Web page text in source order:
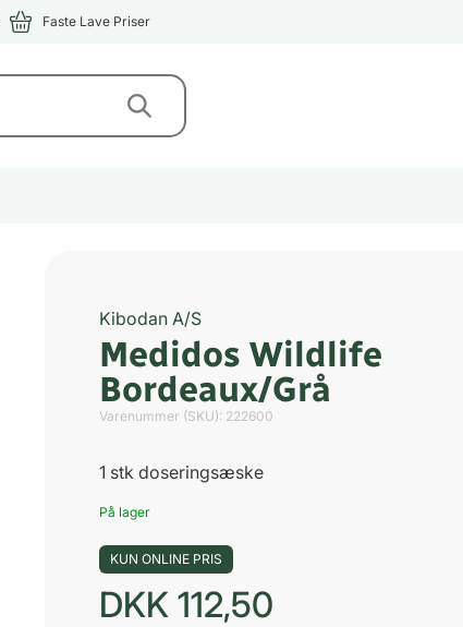
Faste Lave Priser
Kibodan A/S
Medidos Wildlife
Bordeaux/Grå
Varenummer (SKU): 222600
1 stk doseringsæske
På lager
KUN ONLINE PRIS
DKK 112,50